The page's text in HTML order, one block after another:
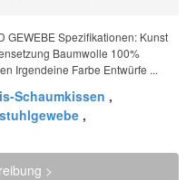
GEWEBE Spezifikationen: Kunst
Baumwolle 100%
Irgendeine Farbe Entwürfe ...
Schaumkissen ,
,
>